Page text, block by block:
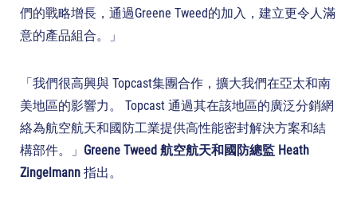
們的戰略增長，通過Greene Tweed的加入，建立更令人滿
意的產品組合。」
「我們很高興與 Topcast集團合作，擴大我們在亞太和南
美地區的影響力。 Topcast 通過其在該地區的廣泛分銷網
絡為航空航天和國防工業提供高性能密封解決方案和結
構部件。」 Greene Tweed 航空航天和國防總監 Heath
Zingelmann 指出。